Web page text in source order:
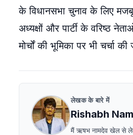
के विधानसभा चुनाव के लिए
अध्यक्षों और पार्टी के वरिष्ठ
मोर्चों की भूमिका पर भी चर्चा की
लेखक के बारे में
Rishabh
मैं ऋषभ नामदेव खेल से